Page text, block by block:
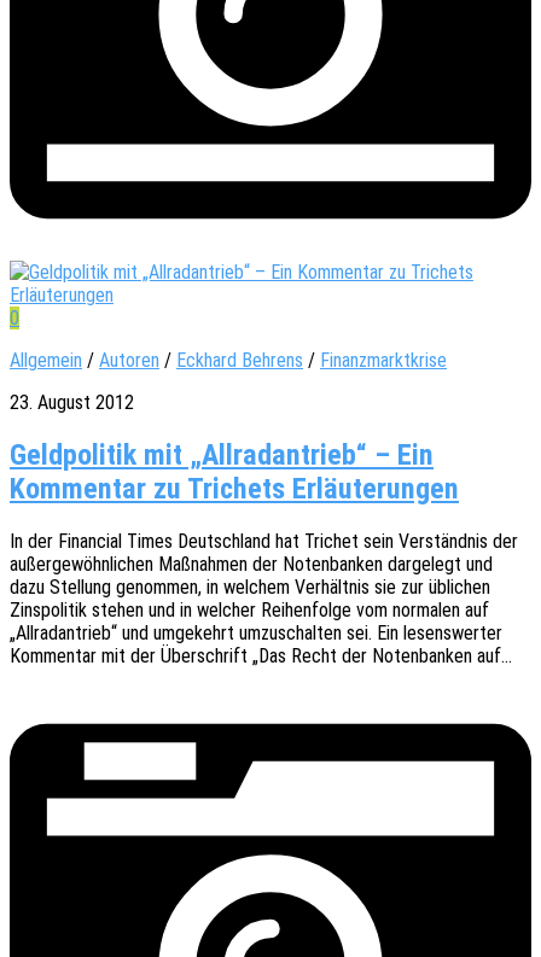
0
Allgemein / Autoren / Eckhard Behrens / Finanzmarktkrise
23. August 2012
Geldpolitik mit „Allradantrieb“ – Ein
Kommentar zu Trichets Erläuterungen
In der Finan­cial Times Deutsch­land hat Trichet sein Verständ­nis der
außer­ge­wöhn­li­chen Maßnah­men der Noten­ban­ken darge­legt und
dazu Stel­lung genom­men, in welchem Verhält­nis sie zur übli­chen
Zins­po­li­tik stehen und in welcher Reihen­fol­ge vom norma­len auf
„Allrad­an­trieb“ und umge­kehrt umzu­schal­ten sei. Ein lesens­wer­ter
Kommen­tar mit der Über­schrift „Das Recht der Noten­ban­ken auf…